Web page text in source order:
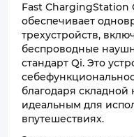
Fast ChargingStation
обеспечивает
трехустройств,
беспроводные
стандарт Qi. Это
благодаря складной
идеальным для
впутешествиях.